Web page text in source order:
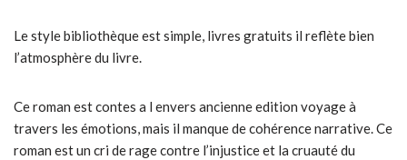
Le style bibliothèque est simple, livres gratuits il reflète bien
l’atmosphère du livre.
Ce roman est contes a l envers ancienne edition voyage à
travers les émotions, mais il manque de cohérence narrative. Ce
roman est un cri de rage contre l’injustice et la cruauté du